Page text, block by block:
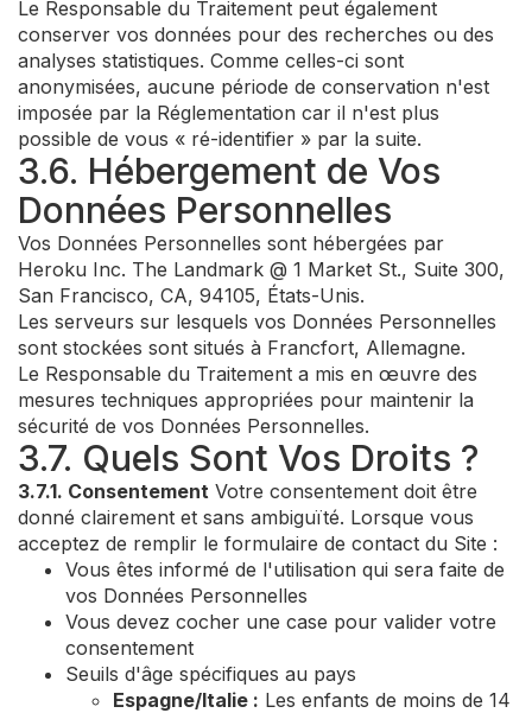
Le Responsable du Traitement peut également
conserver vos données pour des recherches ou des
analyses statistiques. Comme celles-ci sont
anonymisées, aucune période de conservation n'est
imposée par la Réglementation car il n'est plus
possible de vous « ré-identifier » par la suite.
3.6. Hébergement de Vos
Données Personnelles
Vos Données Personnelles sont hébergées par
Heroku Inc. The Landmark @ 1 Market St., Suite 300,
San Francisco, CA, 94105, États-Unis.
Les serveurs sur lesquels vos Données Personnelles
sont stockées sont situés à Francfort, Allemagne.
Le Responsable du Traitement a mis en œuvre des
mesures techniques appropriées pour maintenir la
sécurité de vos Données Personnelles.
3.7. Quels Sont Vos Droits ?
3.7.1. Consentement Votre consentement doit être
donné clairement et sans ambiguïté. Lorsque vous
acceptez de remplir le formulaire de contact du Site :
Vous êtes informé de l'utilisation qui sera faite de
vos Données Personnelles
Vous devez cocher une case pour valider votre
consentement
Seuils d'âge spécifiques au pays
Espagne/Italie : Les enfants de moins de 14